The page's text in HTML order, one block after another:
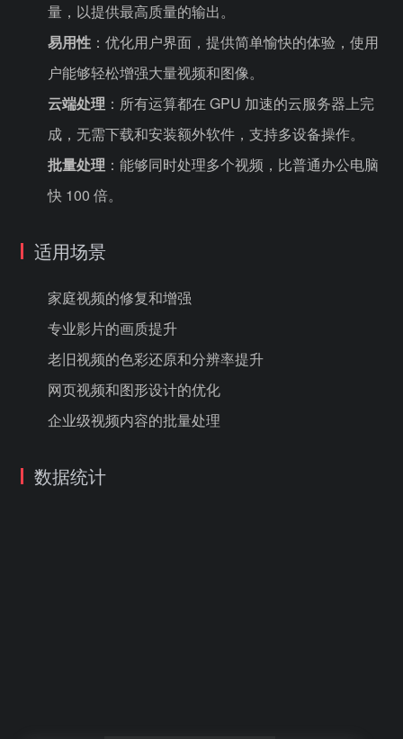
量，以提供最高质量的输出。
易用性 ：优化用户界面，提供简单愉快的体验，使用
户能够轻松增强大量视频和图像。
云端处理 ：所有运算都在 GPU 加速的云服务器上完
成，无需下载和安装额外软件，支持多设备操作。
批量处理 ：能够同时处理多个视频，比普通办公电脑
快 100 倍。
适用场景
家庭视频的修复和增强
专业影片的画质提升
老旧视频的色彩还原和分辨率提升
网页视频和图形设计的优化
企业级视频内容的批量处理
数据统计